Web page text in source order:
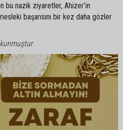
nazik ziyaretler, Ahizer’in
başarısını bir kez daha gözler